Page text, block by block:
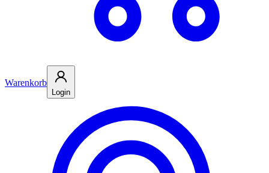
Warenkorb
Login